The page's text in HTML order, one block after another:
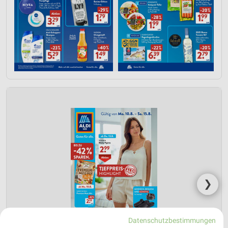
❯
Datenschutzbestimmungen